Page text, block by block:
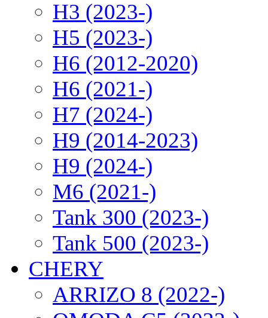
H3 (2023-)
H5 (2023-)
H6 (2012-2020)
H6 (2021-)
H7 (2024-)
H9 (2014-2023)
H9 (2024-)
M6 (2021-)
Tank 300 (2023-)
Tank 500 (2023-)
CHERY
ARRIZO 8 (2022-)